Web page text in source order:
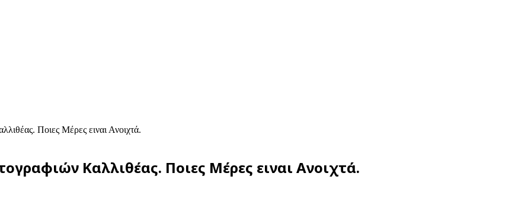
Ποιες Μέρες ειναι Ανοιχτά.
Καλλιθέας. Ποιες Μέρες ειναι Ανοιχτά.